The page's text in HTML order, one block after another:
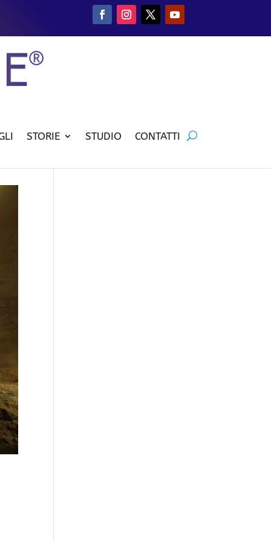
STORIE STUDIO CONTATTI